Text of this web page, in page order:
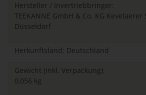
Hersteller / Invertriebbringer:
TEEKANNE GmbH & Co. KG
Düsseldorf
Herkunftsland: Deutschland
Gewicht (inkl. Verpackung):
0,056 kg